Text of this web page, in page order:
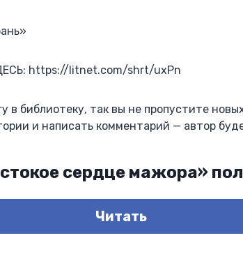
https://litnet.com/shrt/uxPn
в библиотеку, так вы не пропустите
и написать комментарий — автор
сердце мажора»
Читать